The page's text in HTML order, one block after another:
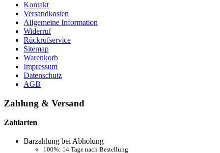
Kontakt
Versandkosten
Allgemeine Information
Widerruf
Rückrufservice
Sitemap
Warenkorb
Impressum
Datenschutz
AGB
Zahlung & Versand
Zahlarten
Barzahlung bei Abholung
100%: 14 Tage nach Bestellung